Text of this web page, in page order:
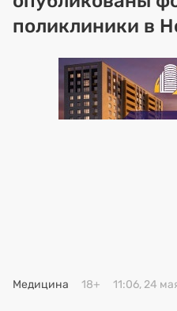
Искусство
поликлиники в
Медицина 18+ 11:06, 24